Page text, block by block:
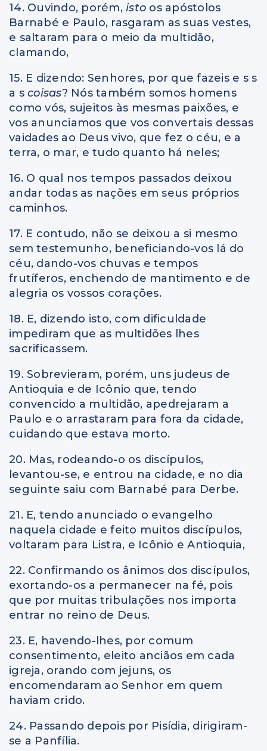
14. Ouvindo, porém, isto os apóstolos
Barnabé e Paulo, rasgaram as suas vestes,
e saltaram para o meio da multidão,
clamando,
15. E dizendo: Senhores, por que fazeis e s s
a s coisas? Nós também somos homens
como vós, sujeitos às mesmas paixões, e
vos anunciamos que vos convertais dessas
vaidades ao Deus vivo, que fez o céu, e a
terra, o mar, e tudo quanto há neles;
16. O qual nos tempos passados deixou
andar todas as nações em seus próprios
caminhos.
17. E contudo, não se deixou a si mesmo
sem testemunho, beneficiando-vos lá do
céu, dando-vos chuvas e tempos
frutíferos, enchendo de mantimento e de
alegria os vossos corações.
18. E, dizendo isto, com dificuldade
impediram que as multidões lhes
sacrificassem.
19. Sobrevieram, porém, uns judeus de
Antioquia e de Icônio que, tendo
convencido a multidão, apedrejaram a
Paulo e o arrastaram para fora da cidade,
cuidando que estava morto.
20. Mas, rodeando-o os discípulos,
levantou-se, e entrou na cidade, e no dia
seguinte saiu com Barnabé para Derbe.
21. E, tendo anunciado o evangelho
naquela cidade e feito muitos discípulos,
voltaram para Listra, e Icônio e Antioquia,
22. Confirmando os ânimos dos discípulos,
exortando-os a permanecer na fé, pois
que por muitas tribulações nos importa
entrar no reino de Deus.
23. E, havendo-lhes, por comum
consentimento, eleito anciãos em cada
igreja, orando com jejuns, os
encomendaram ao Senhor em quem
haviam crido.
24. Passando depois por Pisídia, dirigiram-
se a Panfília.